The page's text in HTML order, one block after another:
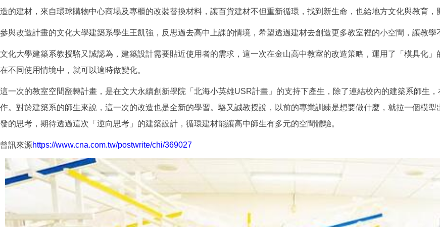
造的建材，來自環球購物中心商場及專櫃的改裝替換材料，讓百貨建材不但重新循環，找到新生命，也給地方文化與教育，
參與改造計畫的文化大學建築系學生王凱強，反思過去高中上課的情境，希望透過建材去創造更多教室裡的小空間，讓教學
文化大學建築系教授駱又誠認為，建築設計需要貼近使用者的需求，這一次在金山高中教室的改造策略，運用了「模具化
在不同使用情境中，就可以適時做變化。
這一次的教室空間翻轉計畫，是在文大永續創新學院「北海小英雄USR計畫」的支持下產生，除了連結校內的建築系師生
作。對於建築系的師生來說，這一次的改造也是全新的學習。駱又誠教授說，以前的專業訓練是想要做什麼，就拉一個模
發的思考，期待透過這次「逆向思考」的建築設計，循環建材能讓高中師生有多元的空間體驗。
曾訊來源https://www.cna.com.tw/postwrite/chi/369027